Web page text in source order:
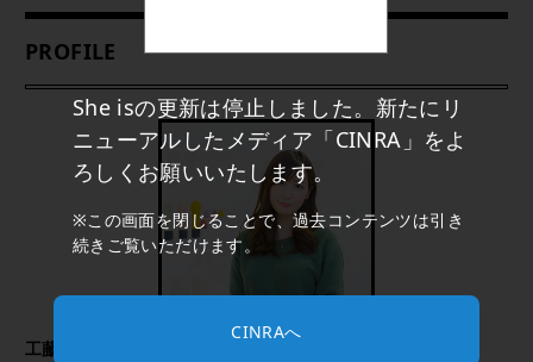
She isの更新は停止しました。新たにリ
ニューアルしたメディア「CINRA」をよ
ろしくお願いいたします。
※この画面を閉じることで、過去コンテンツは引き
続きご覧いただけます。
CINRAへ
PROFILE
工藤まおり